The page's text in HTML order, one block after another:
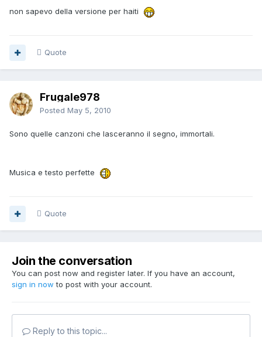
non sapevo della versione per haiti
Quote
Frugale978
Posted May 5, 2010
Sono quelle canzoni che lasceranno il segno, immortali.
Musica e testo perfette
Quote
Join the conversation
You can post now and register later. If you have an account,
sign in now to post with your account.
Reply to this topic...